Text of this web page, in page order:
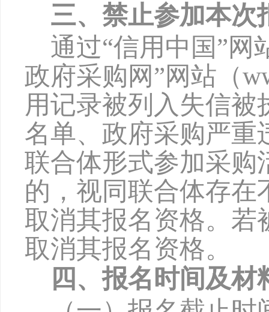
三、禁止参加本次
通过“信用中国”网
政府采购网”网站（
用记录被列入失信
名单、政府采购严重
联合体形式参加采购
的，视同联合体存
取消其报名资格。若
取消其报名资格。
四、报名时间及材